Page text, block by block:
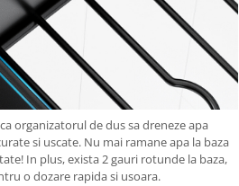
organizatorul de dus sa dreneze apa
si uscate. Nu mai ramane apa la baza
In plus, exista 2 gauri rotunde la baza,
o dozare rapida si usoara.